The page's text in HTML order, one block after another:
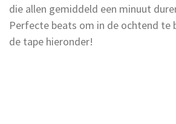
die allen gemiddeld een minuut
Perfecte beats om in de ochtend te
de tape hieronder!